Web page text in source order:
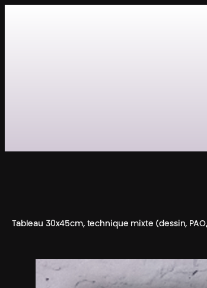
Tableau 30x45cm, technique mixte (dessin,